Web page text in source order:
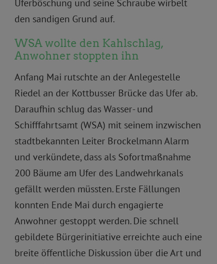
Uferböschung und seine Schraube wirbelt
den sandigen Grund auf.
WSA wollte den Kahlschlag,
Anwohner stoppten ihn
Anfang Mai rutschte an der Anlegestelle
Riedel an der Kottbusser Brücke das Ufer ab.
Daraufhin schlug das Wasser- und
Schifffahrtsamt (WSA) mit seinem inzwischen
stadtbekannten Leiter Brockelmann Alarm
und verkündete, dass als Sofortmaßnahme
200 Bäume am Ufer des Landwehrkanals
gefällt werden müssten. Erste Fällungen
konnten Ende Mai durch engagierte
Anwohner gestoppt werden. Die schnell
gebildete Bürgerinitiative erreichte auch eine
breite öffentliche Diskussion über die Art und